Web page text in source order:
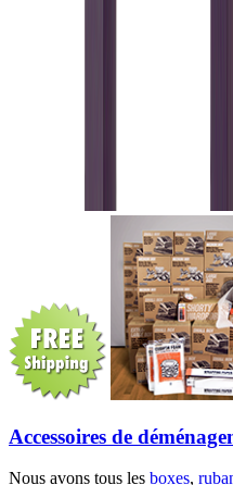
Accessoires de
Nous avons tous les boxes,